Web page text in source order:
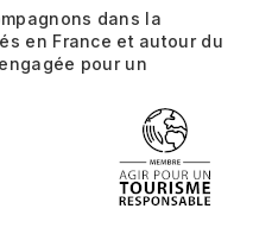
dans la
en France et autour du
pour un